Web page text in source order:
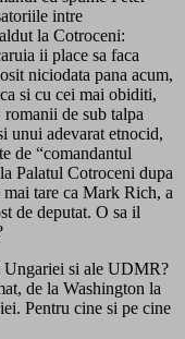
intre
la Cotroceni:
ii place sa faca
niciodata pana acum,
si cu cei mai obiditi,
de sub talpa
unui adevarat etnocid,
de “comandantul
Palatul Cotroceni dupa
tare ca Mark Rich, a
de deputat. O sa il
Ungariei si ale UDMR?
de la Washington la
Pentru cine si pe cine